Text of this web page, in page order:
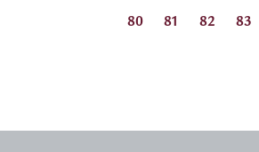
80 81 82 83